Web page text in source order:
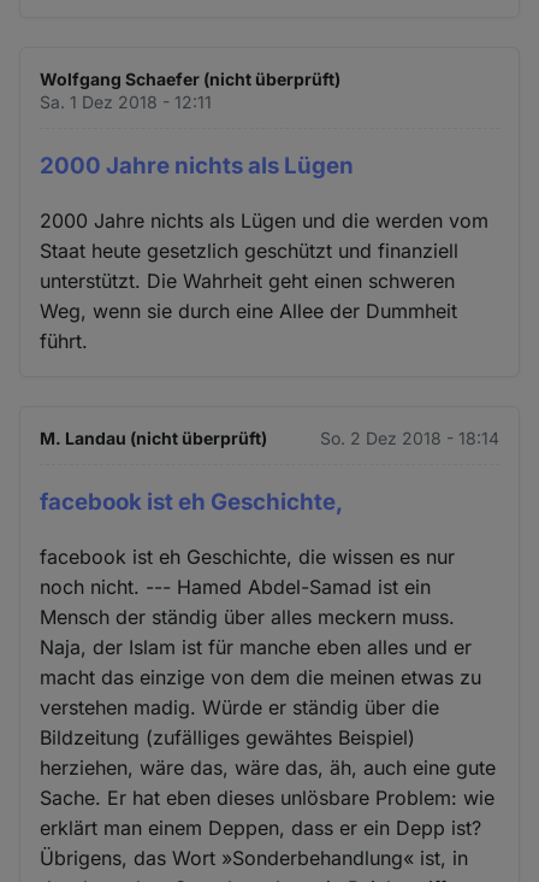
Wolfgang Schaefer (nicht überprüft)
Sa. 1 Dez 2018 - 12:11
2000 Jahre nichts als Lügen
2000 Jahre nichts als Lügen und die werden vom
Staat heute gesetzlich geschützt und finanziell
unterstützt. Die Wahrheit geht einen schweren
Weg, wenn sie durch eine Allee der Dummheit
führt.
M. Landau (nicht überprüft) So. 2 Dez 2018 - 18:14
facebook ist eh Geschichte,
facebook ist eh Geschichte, die wissen es nur
noch nicht. --- Hamed Abdel-Samad ist ein
Mensch der ständig über alles meckern muss.
Naja, der Islam ist für manche eben alles und er
macht das einzige von dem die meinen etwas zu
verstehen madig. Würde er ständig über die
Bildzeitung (zufälliges gewähtes Beispiel)
herziehen, wäre das, wäre das, äh, auch eine gute
Sache. Er hat eben dieses unlösbare Problem: wie
erklärt man einem Deppen, dass er ein Depp ist?
Übrigens, das Wort »Sonderbehandlung« ist, in